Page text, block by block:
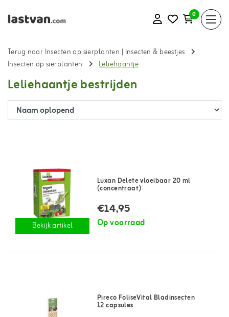
0
Terug naar Insecten op sierplanten | Insecten & beestjes
Insecten op sierplanten
Leliehaantje
Leliehaantje bestrijden
Bekijk artikel
Luxan Delete vloeibaar 20 ml
(concentraat)
€14,95
Op voorraad
Pireco FoliseVital Bladinsecten
12 capsules